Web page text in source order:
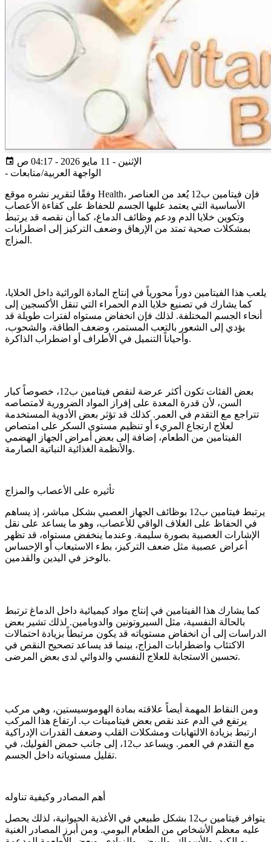
الإثنين - 11 مايو 2026 - 04:17 ص
- الواجهة العربية/متابعات
وفقًا لتقرير نشره موقع Health، فإن فيتامين ب12 يُعد من العناصر
الأساسية التي يعتمد عليها الجسم للحفاظ على كفاءة الأعصاب
وتكوين خلايا الدم ودعم وظائف الدماغ، كما أن نقصه قد يرتبط
بمشكلات صحية تمتد من الإرهاق وضعف التركيز إلى اضطرابات
المزاج.
يلعب هذا الفيتامين دوراً محورياً في إنتاج المادة الوراثية داخل الخلايا،
كما يشارك في تصنيع خلايا الدم الحمراء التي تنقل الأكسجين إلى
أنحاء الجسم المختلفة. لذلك فإن انخفاض مستواه لفترات طويلة قد
يؤدي إلى الشعور بالتعب المستمر، وضعف الطاقة، والشحوب،
وأحياناً التنميل في الأطراف أو اضطراب الذاكرة.
بعض الفئات تكون أكثر عرضة لنقص فيتامين ب12، خصوصاً كبار
السن، لأن قدرة المعدة على إفراز المواد الضرورية لامتصاصه
تتراجع مع التقدم في العمر. كذلك قد تؤثر بعض الأدوية المستخدمة
لعلاج ارتجاع المريء أو تنظيم مستوى السكر على امتصاص
الفيتامين من الطعام، إضافة إلى بعض أمراض الجهاز الهضمي
والأنظمة الغذائية النباتية الصارمة.
تأثيره على الأعصاب والمزاج
يرتبط فيتامين ب12 بوظائف الجهاز العصبي بشكل مباشر، إذ يساهم
في الحفاظ على الغلاف الواقي للأعصاب، وهو ما يساعد على نقل
الإشارات العصبية بصورة سليمة. وعندما ينخفض مستواه، قد تظهر
أعراض عصبية مثل ضعف التركيز، بطء الاستيعاب أو الإحساس
بالوخز في اليدين والقدمين.
كما يشارك هذا الفيتامين في إنتاج مواد كيميائية داخل الدماغ ترتبط
بالحالة النفسية، مثل السيروتونين والدوبامين. لذلك تشير بعض
الدراسات إلى أن انخفاض مستوياته قد يكون مرتبطاً بزيادة احتمالات
الاكتئاب واضطرابات المزاج، بينما قد يساعد تصحيح النقص في
تحسين الاستجابة للعلاج النفسي والدوائي لدى بعض المرضى.
ومن النقاط المهمة أيضاً علاقته بمادة الهوموسيستين، وهي مركب
يرتفع في الدم عند نقص بعض فيتامينات ب. ارتفاع هذا المركب
ارتبط بزيادة الالتهابات ومشكلات القلب وضعف القدرات الإدراكية
مع التقدم في العمر. ويساعد ب12، إلى جانب حمض الفوليك، في
تقليل مستوياته داخل الجسم.
أهم المصادر وكيفية تناوله
يتوافر فيتامين ب12 بشكل طبيعي في الأغذية الحيوانية، لذلك يحصل
عليه معظم الأشخاص من الطعام اليومي. ومن أبرز المصادر الغنية